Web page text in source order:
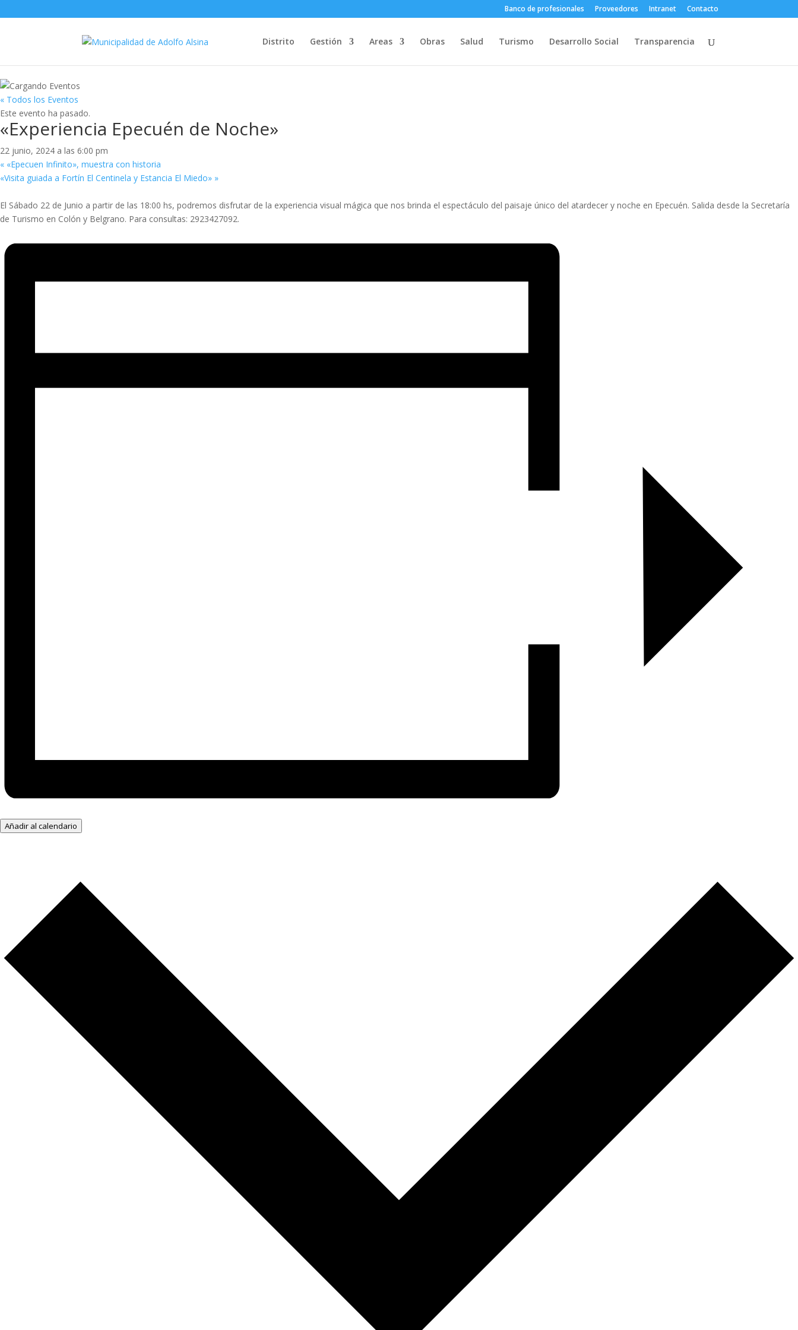
Banco de profesionales Proveedores Intranet Contacto
Distrito Gestión Areas Obras Salud Turismo Desarrollo Social Transparencia
« Todos los Eventos
Este evento ha pasado.
«Experiencia Epecuén de Noche»
22 junio, 2024 a las 6:00 pm
« «Epecuen Infinito», muestra con historia
«Visita guiada a Fortín El Centinela y Estancia El Miedo» »
El Sábado 22 de Junio a partir de las 18:00 hs, podremos disfrutar de la experiencia visual mágica que nos brinda el espectáculo del paisaje único del atardecer y noche en Epecuén. Salida desde la Secretaría
de Turismo en Colón y Belgrano. Para consultas: 2923427092.
Añadir al calendario